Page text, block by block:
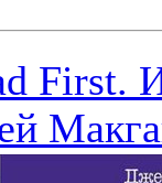
Fіrst.